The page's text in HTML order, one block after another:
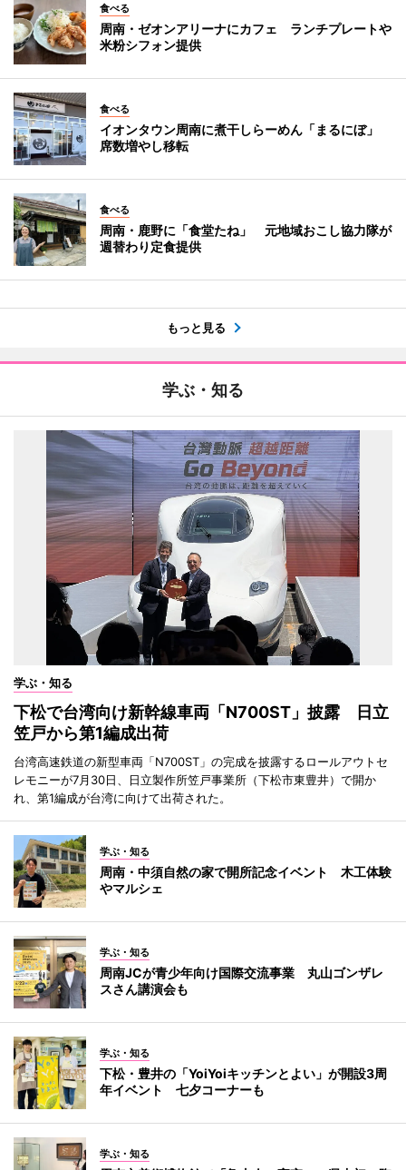
食べる
周南・ゼオンアリーナにカフェ ランチプレートや
米粉シフォン提供
食べる
イオンタウン周南に煮干しらーめん「まるにぼ」
席数増やし移転
食べる
周南・鹿野に「食堂たね」 元地域おこし協力隊が
週替わり定食提供
もっと見る
学ぶ・知る
学ぶ・知る
下松で台湾向け新幹線車両「N700ST」披露 日立
笠戸から第1編成出荷
台湾高速鉄道の新型車両「N700ST」の完成を披露するロールアウトセ
レモニーが7月30日、日立製作所笠戸事業所（下松市東豊井）で開か
れ、第1編成が台湾に向けて出荷された。
学ぶ・知る
周南・中須自然の家で開所記念イベント 木工体験
やマルシェ
学ぶ・知る
周南JCが青少年向け国際交流事業 丸山ゴンザレ
スさん講演会も
学ぶ・知る
下松・豊井の「YoiYoiキッチンとよい」が開設3周
年イベント 七夕コーナーも
学ぶ・知る